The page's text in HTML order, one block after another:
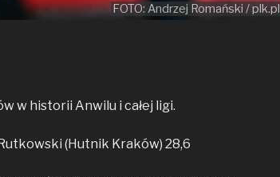
FOTO: Andrzej Romański / plk.pl
w historii Anwilu i całej ligi.
(Hutnik Kraków) 28,6